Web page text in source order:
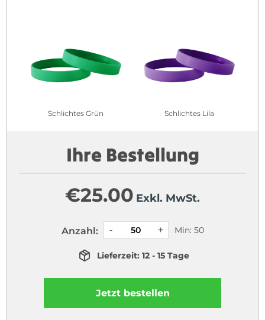
Schlichtes Grün Schlichtes Lila
Ihre Bestellung
€25.00 Exkl. MwSt.
Anzahl: Min: 50
Lieferzeit: 12 - 15 Tage
Jetzt bestellen